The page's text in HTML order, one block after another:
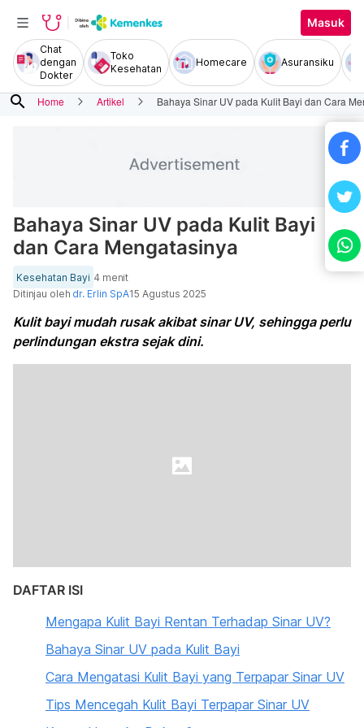
Masuk
Chat
dengan
Dokter
Toko
Kesehatan
Homecare Asuransiku
search Home Artikel Bahaya Sinar UV pada Kulit Bayi dan Cara
Bahaya Sinar UV pada Kulit Bayi
dan Cara Mengatasinya
Kesehatan Bayi 4 menit
Ditinjau oleh dr. Erlin SpA15 Agustus 2025
Kulit bayi mudah rusak akibat sinar UV, sehingga perlu
perlindungan ekstra sejak dini.
DAFTAR ISI
Mengapa Kulit Bayi Rentan Terhadap Sinar UV?
Bahaya Sinar UV pada Kulit Bayi
Cara Mengatasi Kulit Bayi yang Terpapar Sinar UV
Tips Mencegah Kulit Bayi Terpapar Sinar UV